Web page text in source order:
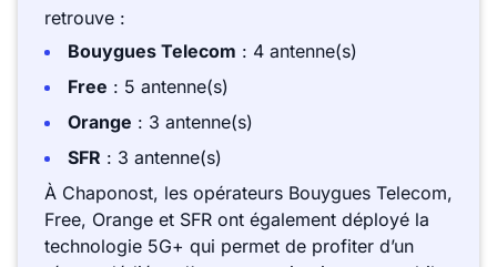
retrouve :
Bouygues Telecom : 4 antenne(s)
Free : 5 antenne(s)
Orange : 3 antenne(s)
SFR : 3 antenne(s)
À Chaponost, les opérateurs Bouygues Telecom,
Free, Orange et SFR ont également déployé la
technologie 5G+ qui permet de profiter d’un